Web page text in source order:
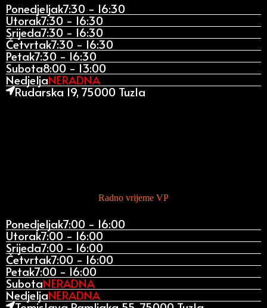
Ponedjeljak7:30 - 16:30
Utorak7:30 - 16:30
Srijeda7:30 - 16:30
Četvrtak7:30 - 16:30
Petak7:30 - 16:30
Subota8:00 - 13:00
NedjeljaNERADNA
Rudarska 19, 75000 Tuzla
Radno vrijeme VP
Ponedjeljak7:00 - 16:00
Utorak7:00 - 16:00
Srijeda7:00 - 16:00
Četvrtak7:00 - 16:00
Petak7:00 - 16:00
SubotaNERADNA
NedjeljaNERADNA